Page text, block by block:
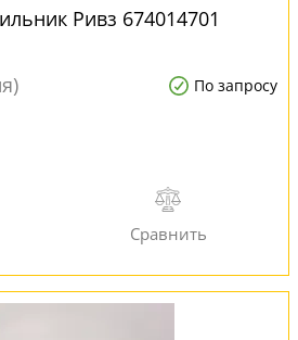
Ривз 674014701
По запросу